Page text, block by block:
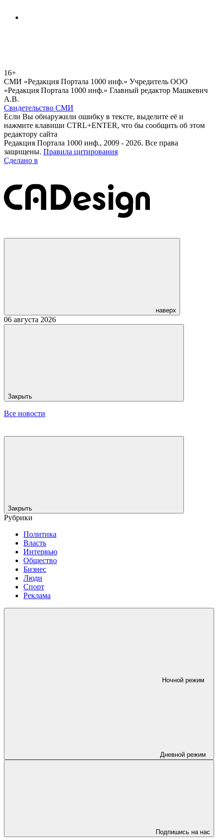
16+
СМИ «Редакция Портала 1000 инф.» Учредитель ООО
«Редакция Портала 1000 инф.» Главный редактор Машкевич
А.В.
Свидетельство СМИ
Если Вы обнаружили ошибку в тексте, выделите её и
нажмите клавиши CTRL+ENTER, что бы сообщить об этом
редактору сайта
Редакция Портала 1000 инф., 2009 - 2026. Все права
защищены. Правила цитирования
Сделано в
наверх
06 августа 2026
Закрыть
Все новости
Закрыть
Рубрики
Политика
Власть
Интервью
Общество
Бизнес
Люди
Спорт
Реклама
Ночной режим
Дневной режим
Подпишись на нас